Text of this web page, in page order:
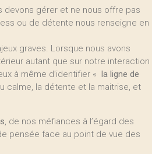
devons gérer et ne nous offre pas
ou de détente nous renseigne en
graves. Lorsque nous avons
autant que sur notre interaction
à même d’identifier « la ligne de
calme, la détente et la maitrise, et
, de nos méfiances à l’égard des
pensée face au point de vue des